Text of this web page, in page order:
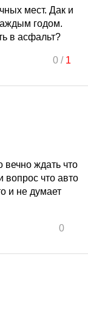
мест. Дак и
годом.
в асфальт?
0/ 1
вечно ждать что
вопрос что авто
и не думает
0